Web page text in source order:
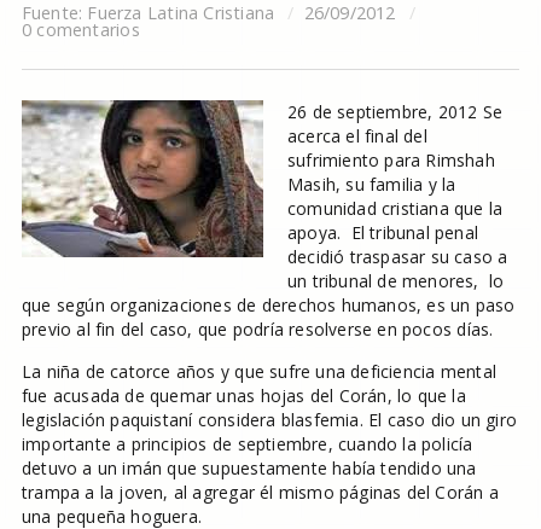
Fuente: Fuerza Latina Cristiana 26/09/2012
0 comentarios
26 de septiembre, 2012 Se
acerca el final del
sufrimiento para Rimshah
Masih, su familia y la
comunidad cristiana que la
apoya. El tribunal penal
decidió traspasar su caso a
un tribunal de menores, lo
que según organizaciones de derechos humanos, es un paso
previo al fin del caso, que podría resolverse en pocos días.
La niña de catorce años y que sufre una deficiencia mental
fue acusada de quemar unas hojas del Corán, lo que la
legislación paquistaní considera blasfemia. El caso dio un giro
importante a principios de septiembre, cuando la policía
detuvo a un imán que supuestamente había tendido una
trampa a la joven, al agregar él mismo páginas del Corán a
una pequeña hoguera.